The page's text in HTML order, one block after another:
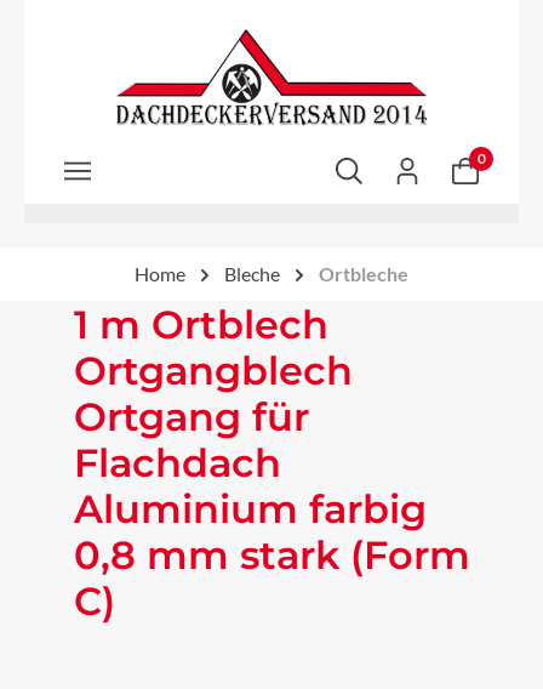
Zum Hauptinhalt springen
0
Home Bleche Ortbleche
1 m Ortblech
Ortgangblech
Ortgang für
Flachdach
Aluminium farbig
0,8 mm stark (Form
C)